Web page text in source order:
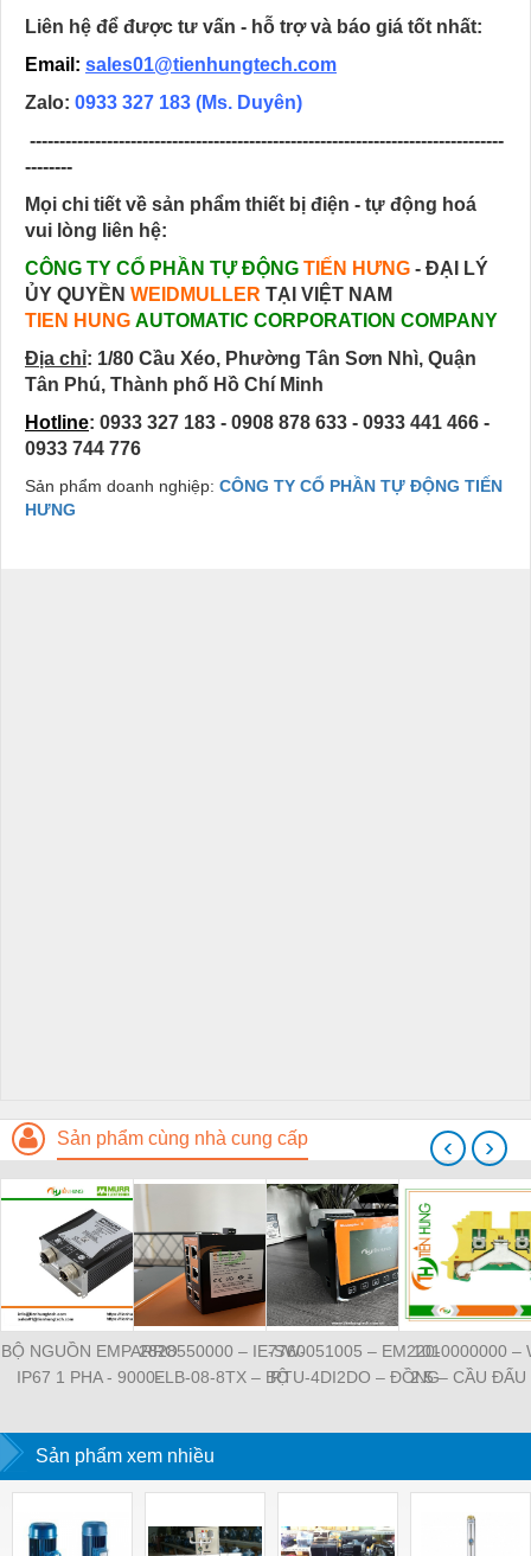
Liên hệ để được tư vấn - hỗ trợ và báo giá tốt nhất:
Email: sales01@tienhungtech.com
Zalo: 0933 327 183 (Ms. Duyên)
--------------------------------------------------------------------------------
--------
Mọi chi tiết về sản phẩm thiết bị điện - tự động hoá
vui lòng liên hệ:
CÔNG TY CỔ PHẦN TỰ ĐỘNG TIẾN HƯNG - ĐẠI LÝ
ỦY QUYỀN WEIDMULLER TẠI VIỆT NAM
TIEN HUNG AUTOMATIC CORPORATION COMPANY
Địa chỉ: 1/80 Cầu Xéo, Phường Tân Sơn Nhì, Quận
Tân Phú, Thành phố Hồ Chí Minh
Hotline: 0933 327 183 - 0908 878 633 - 0933 441 466 -
0933 744 776
Sản phẩm doanh nghiệp: CÔNG TY CỔ PHẦN TỰ ĐỘNG TIẾN
HƯNG
Sản phẩm cùng nhà cung cấp
BỘ NGUỒN EMPARRO
IP67 1 PHA - 9000-
EMPARRO IP67
POWER SUPPLY 1-
PHASE
2828550000 – IE-SW-
ELB-08-8TX – BỘ
RJ45 – WEIDMULLER
7760051005 – EM220-
RTU-4DI2DO – ĐỒNG
ĐO ĐIỆN ÁP –
1010000000 –
2.5 – CẦU ĐẤU
‹ ›
Sản phẩm xem nhiều